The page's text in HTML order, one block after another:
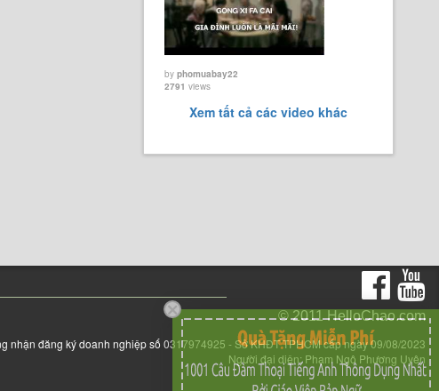
byphomuabay22
2791 views
Xem tất cả các video khác
© 2011 HelloChao.com
nhận đăng ký doanh nghiệp số 0317974925 - Sở KHĐT TPHCM cấp ngày 09/08/2023
Người đại diện: Phạm Ngô Phương Uyên